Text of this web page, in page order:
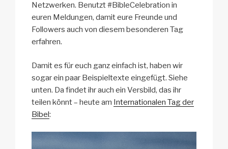
Netzwerken. Benutzt #BibleCelebration in
euren Meldungen, damit eure Freunde und
Followers auch von diesem besonderen Tag
erfahren.
Damit es für euch ganz einfach ist, haben wir
sogar ein paar Beispieltexte eingefügt. Siehe
unten. Da findet ihr auch ein Versbild, das ihr
teilen könnt – heute am Internationalen Tag der
Bibel: